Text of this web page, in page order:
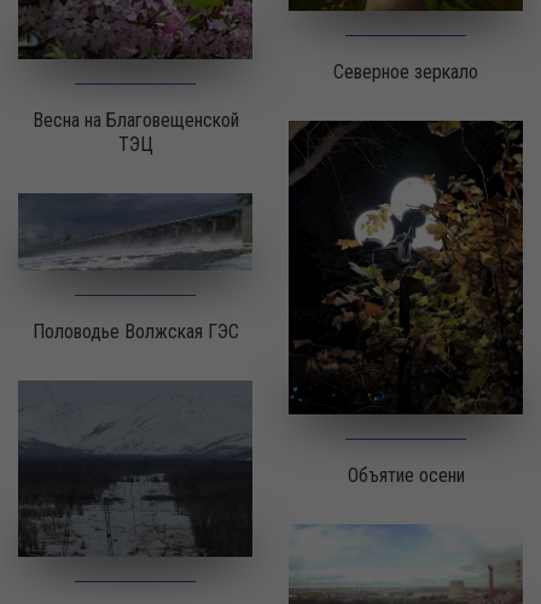
Весна на Благовещенской
ТЭЦ
Половодье Волжская ГЭС
Северное зеркало
Объятие осени